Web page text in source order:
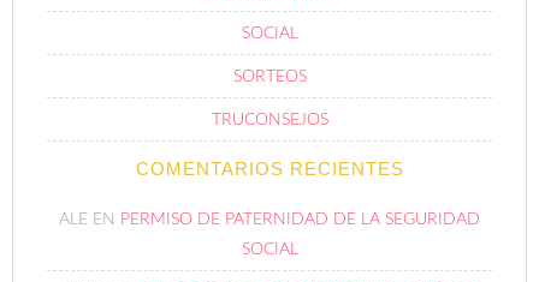
SOCIAL
SORTEOS
TRUCONSEJOS
COMENTARIOS RECIENTES
ALE EN PERMISO DE PATERNIDAD DE LA SEGURIDAD
SOCIAL